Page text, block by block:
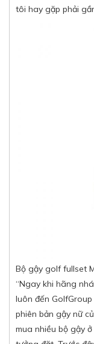
tôi hay gặp phải
Bộ gậy golf fullset
“Ngay khi hãng
luôn đến
phiên bản gậy nữ
mua nhiều bộ gậy